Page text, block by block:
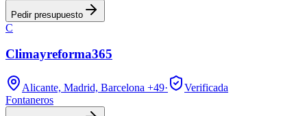
Pedir presupuesto
C
Climayreforma365
Alicante, Madrid, Barcelona +49·
Verificada
Fontaneros